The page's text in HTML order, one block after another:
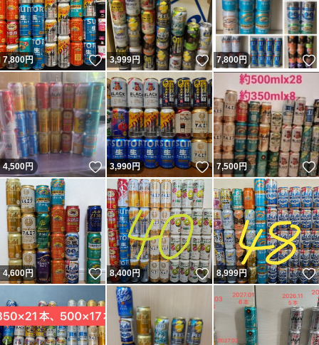
7,800円 いいね！
3,999円 いいね！
7,800円
4,500円 いいね！
3,990円 いいね！
7,500円
4,600円 いいね！
8,400円 いいね！
8,999円